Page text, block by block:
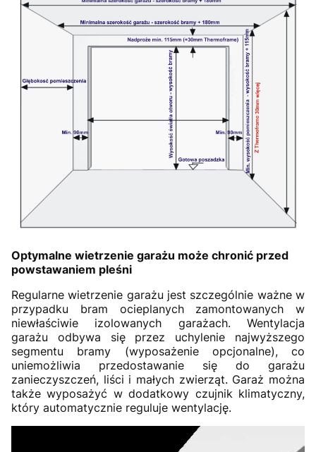
Optymalne wietrzenie garażu może chronić przed
powstawaniem pleśni
Regularne wietrzenie garażu jest szczególnie ważne w
przypadku bram ocieplanych zamontowanych w
niewłaściwie izolowanych garażach. Wentylacja
garażu odbywa się przez uchylenie najwyższego
segmentu bramy (wyposażenie opcjonalne), co
uniemożliwia przedostawanie się do garażu
zanieczyszczeń, liści i małych zwierząt. Garaż można
także wyposażyć w dodatkowy czujnik klimatyczny,
który automatycznie reguluje wentylację.